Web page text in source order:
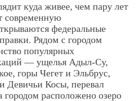
куда живее, чем пару лет
современную
федеральные
Рядом с городом
популярных
— ущелья Адыл-Су,
горы Чегет и Эльбрус,
Девичьи Косы, перевал
городом расположено озеро